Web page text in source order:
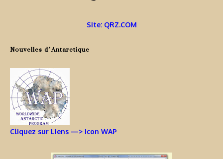
Site: QRZ.COM
Nouvelles d’Antarctique
Cliquez sur Liens —> Icon WAP